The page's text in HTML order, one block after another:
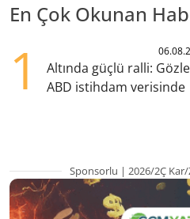
En Çok Okunan
1
Altında güçlü ralli:
ABD istihdam verisinde
Sponsorlu | 2026/2Ç Kar/